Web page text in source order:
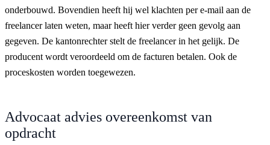
onderbouwd. Bovendien heeft hij wel klachten per e-mail aan de
freelancer laten weten, maar heeft hier verder geen gevolg aan
gegeven. De kantonrechter stelt de freelancer in het gelijk. De
producent wordt veroordeeld om de facturen betalen. Ook de
proceskosten worden toegewezen.
Advocaat advies overeenkomst van
opdracht